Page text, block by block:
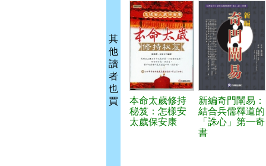
其
他
讀
者
也
買
本命太歲修持
秘笈：怎樣安
太歲保安康
新編奇門闡易：
結合兵儒釋道的
「誅心」第一奇
書